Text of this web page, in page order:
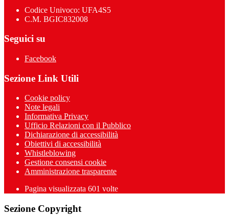
Codice Univoco: UFA4S5
C.M. BGIC832008
Seguici su
Facebook
Sezione Link Utili
Cookie policy
Note legali
Informativa Privacy
Ufficio Relazioni con il Pubblico
Dichiarazione di accessibilità
Obiettivi di accessibilità
Whistleblowing
Gestione consensi cookie
Amministrazione trasparente
Pagina visualizzata 601 volte
Sezione Copyright